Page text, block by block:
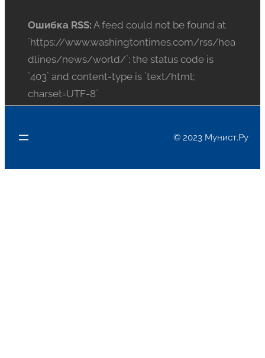
Ошибка RSS: A feed could not be found at
`https://www.washingtontimes.com/rss/hea
dlines/news/world/`; the status code is
`403` and content-type is `text/html;
charset=UTF-8`
© 2023 Мунист.Ру